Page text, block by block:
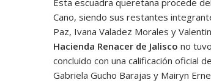
Esta escuadra queretana procede
Cano, siendo sus restantes
Paz, Ivana Valadez Morales y
Hacienda Renacer de Jalisco no
concluido con una calificación oficial
Gabriela Gucho Barajas y Mairyn